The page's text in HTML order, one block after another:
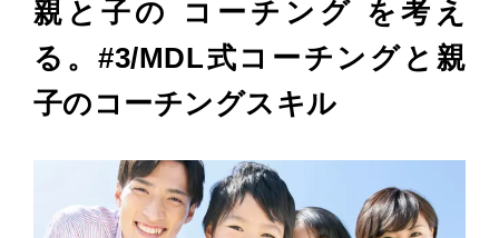
親と子の コーチング を考え
る。#3/MDL式コーチングと親
子のコーチングスキル